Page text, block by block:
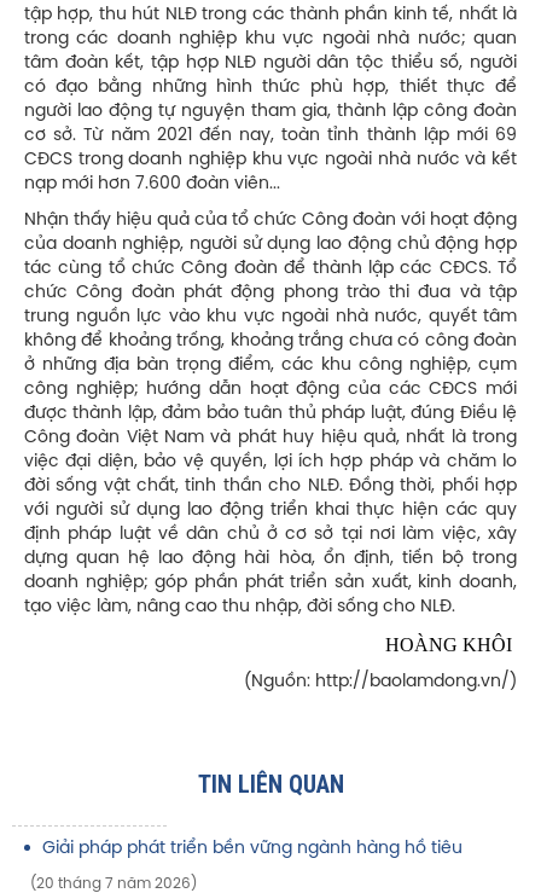
tập hợp, thu hút NLĐ trong các thành phần kinh tế, nhất là
trong các doanh nghiệp khu vực ngoài nhà nước; quan
tâm đoàn kết, tập hợp NLĐ người dân tộc thiểu số, người
có đạo bằng những hình thức phù hợp, thiết thực để
người lao động tự nguyện tham gia, thành lập công đoàn
cơ sở. Từ năm 2021 đến nay, toàn tỉnh thành lập mới 69
CĐCS trong doanh nghiệp khu vực ngoài nhà nước và kết
nạp mới hơn 7.600 đoàn viên...
Nhận thấy hiệu quả của tổ chức Công đoàn với hoạt động
của doanh nghiệp, người sử dụng lao động chủ động hợp
tác cùng tổ chức Công đoàn để thành lập các CĐCS. Tổ
chức Công đoàn phát động phong trào thi đua và tập
trung nguồn lực vào khu vực ngoài nhà nước, quyết tâm
không để khoảng trống, khoảng trắng chưa có công đoàn
ở những địa bàn trọng điểm, các khu công nghiệp, cụm
công nghiệp; hướng dẫn hoạt động của các CĐCS mới
được thành lập, đảm bảo tuân thủ pháp luật, đúng Điều lệ
Công đoàn Việt Nam và phát huy hiệu quả, nhất là trong
việc đại diện, bảo vệ quyền, lợi ích hợp pháp và chăm lo
đời sống vật chất, tinh thần cho NLĐ. Đồng thời, phối hợp
với người sử dụng lao động triển khai thực hiện các quy
định pháp luật về dân chủ ở cơ sở tại nơi làm việc, xây
dựng quan hệ lao động hài hòa, ổn định, tiến bộ trong
doanh nghiệp; góp phần phát triển sản xuất, kinh doanh,
tạo việc làm, nâng cao thu nhập, đời sống cho NLĐ.
HOÀNG KHÔI
(Nguồn: http://baolamdong.vn/)
TIN LIÊN QUAN
Giải pháp phát triển bền vững ngành hàng hồ tiêu
(20 tháng 7 năm 2026)